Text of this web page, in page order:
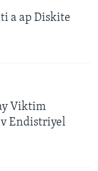
a ap Diskite
Viktim
Endistriyel